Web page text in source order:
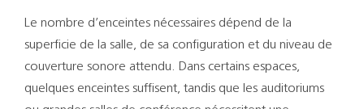
Le nombre d’enceintes nécessaires dépend de la
superficie de la salle, de sa configuration et du niveau de
couverture sonore attendu. Dans certains espaces,
quelques enceintes suffisent, tandis que les auditoriums